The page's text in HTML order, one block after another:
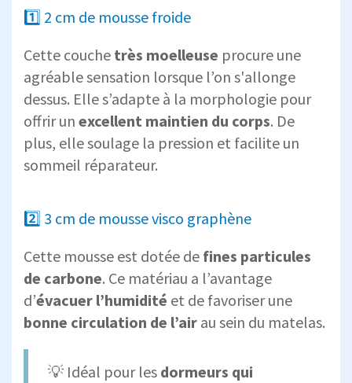
1️⃣ 2 cm de mousse froide
Cette couche très moelleuse procure une
agréable sensation lorsque l’on s'allonge
dessus. Elle s’adapte à la morphologie pour
offrir un excellent maintien du corps. De
plus, elle soulage la pression et facilite un
sommeil réparateur.
2️⃣ 3 cm de mousse visco graphène
Cette mousse est dotée de fines particules
de carbone. Ce matériau a l’avantage
d’évacuer l’humidité et de favoriser une
bonne circulation de l’air au sein du matelas.
💡 Idéal pour les dormeurs qui